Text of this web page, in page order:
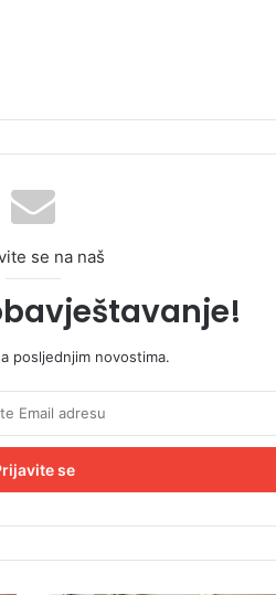
se na naš
posljednjim novostima.